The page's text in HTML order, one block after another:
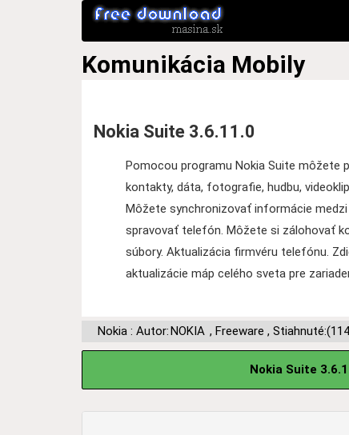
Komunikácia Mobily
Nokia Suite 3.6.11.0
Pomocou programu Nokia Suite
kontakty, dáta, fotografie, hudbu,
Môžete synchronizovať informácie
spravovať telefón. Môžete si zálohovať
súbory. Aktualizácia firmvéru telefónu.
aktualizácie máp celého sveta pre
Nokia : Autor:NOKIA , Freeware ,
Nokia Suite